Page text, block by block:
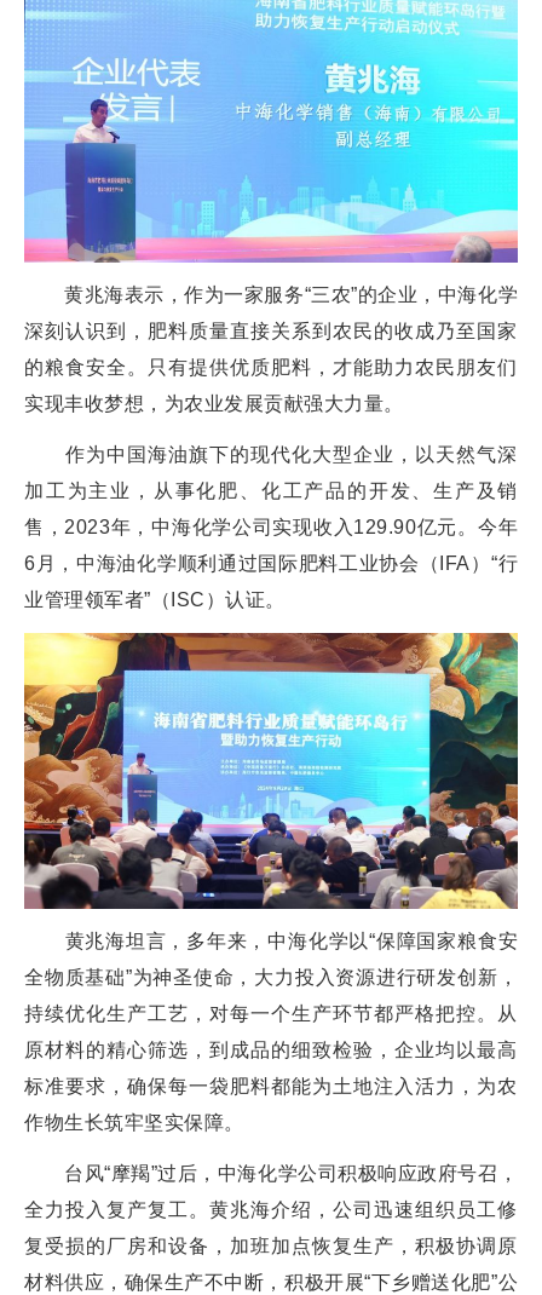
黄兆海表示，作为一家服务“三农”的企业，中海化学
深刻认识到，肥料质量直接关系到农民的收成乃至国家
的粮食安全。只有提供优质肥料，才能助力农民朋友们
实现丰收梦想，为农业发展贡献强大力量。
作为中国海油旗下的现代化大型企业，以天然气深
加工为主业，从事化肥、化工产品的开发、生产及销
售，2023年，中海化学公司实现收入129.90亿元。今年
6月，中海油化学顺利通过国际肥料工业协会（IFA）“行
业管理领军者”（ISC）认证。
黄兆海坦言，多年来，中海化学以“保障国家粮食安
全物质基础”为神圣使命，大力投入资源进行研发创新，
持续优化生产工艺，对每一个生产环节都严格把控。从
原材料的精心筛选，到成品的细致检验，企业均以最高
标准要求，确保每一袋肥料都能为土地注入活力，为农
作物生长筑牢坚实保障。
台风“摩羯”过后，中海化学公司积极响应政府号召，
全力投入复产复工。黄兆海介绍，公司迅速组织员工修
复受损的厂房和设备，加班加点恢复生产，积极协调原
材料供应，确保生产不中断，积极开展“下乡赠送化肥”公